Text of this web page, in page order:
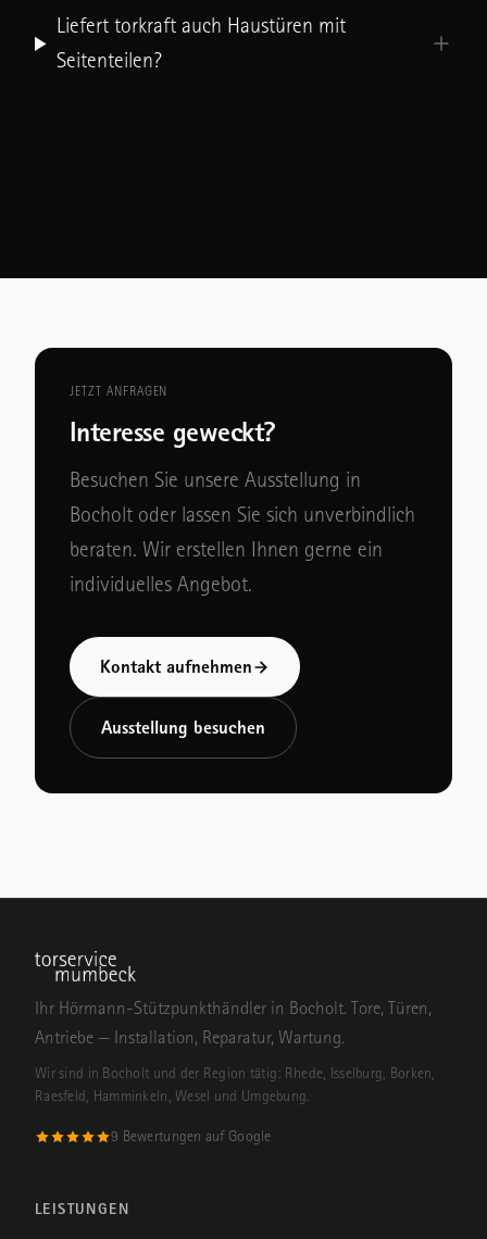
Liefert torkraft auch Haustüren mit
Seitenteilen?
JETZT ANFRAGEN
Interesse geweckt?
Besuchen Sie unsere Ausstellung in
Bocholt oder lassen Sie sich unverbindlich
beraten. Wir erstellen Ihnen gerne ein
individuelles Angebot.
Kontakt aufnehmen
Ausstellung besuchen
Ihr Hörmann-Stützpunkthändler in Bocholt. Tore, Türen,
Antriebe — Installation, Reparatur, Wartung.
Wir sind in Bocholt und der Region tätig: Rhede, Isselburg, Borken,
Raesfeld, Hamminkeln, Wesel und Umgebung.
9 Bewertungen auf Google
LEISTUNGEN